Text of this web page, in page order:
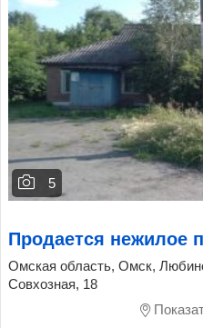
5
Продается нежилое
Омская область, Омск,
Совхозная, 18